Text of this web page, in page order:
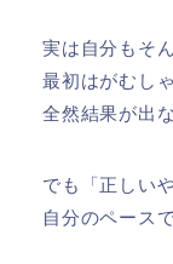
実は自分もそ
最初はがむし
全然結果が出
でも「正しい
自分のペース